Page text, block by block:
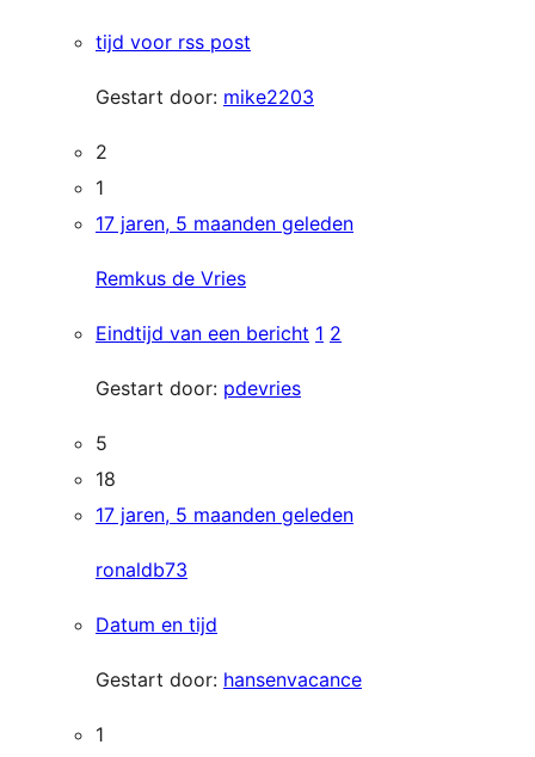
tijd voor rss post
Gestart door: mike2203
2
1
17 jaren, 5 maanden geleden
Remkus de Vries
Eindtijd van een bericht 1 2
Gestart door: pdevries
5
18
17 jaren, 5 maanden geleden
ronaldb73
Datum en tijd
Gestart door: hansenvacance
1